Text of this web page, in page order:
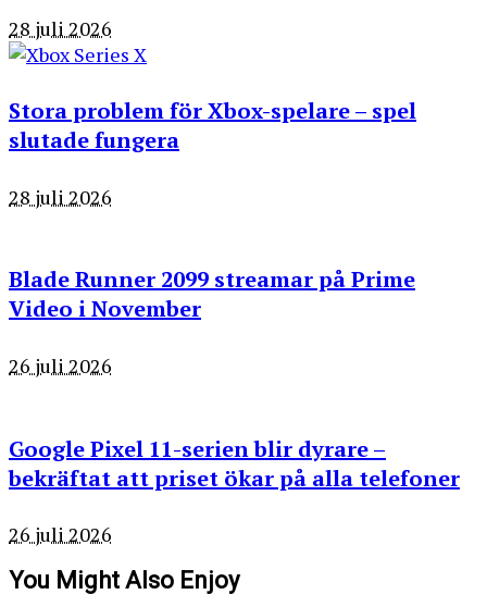
28 juli 2026
Stora problem för Xbox-spelare – spel
slutade fungera
28 juli 2026
Blade Runner 2099 streamar på Prime
Video i November
26 juli 2026
Google Pixel 11-serien blir dyrare –
bekräftat att priset ökar på alla telefoner
26 juli 2026
You Might Also Enjoy